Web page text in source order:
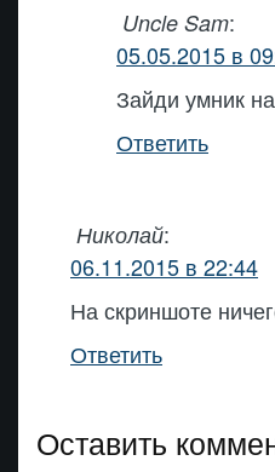
Uncle Sam:
05.05.2015 в
Зайди умник
Ответить
Николай:
06.11.2015 в 22:44
На скриншоте
Ответить
Оставить